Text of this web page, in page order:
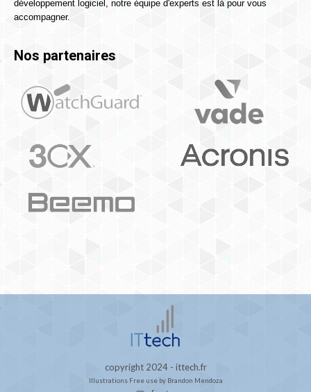
fenêtre
développement logiciel, notre équipe d'experts est là pour vous
accompagner.
Nos partenaires
copyright 2024 - ittech.fr
Illustrations Free use by Brandon Mendoza